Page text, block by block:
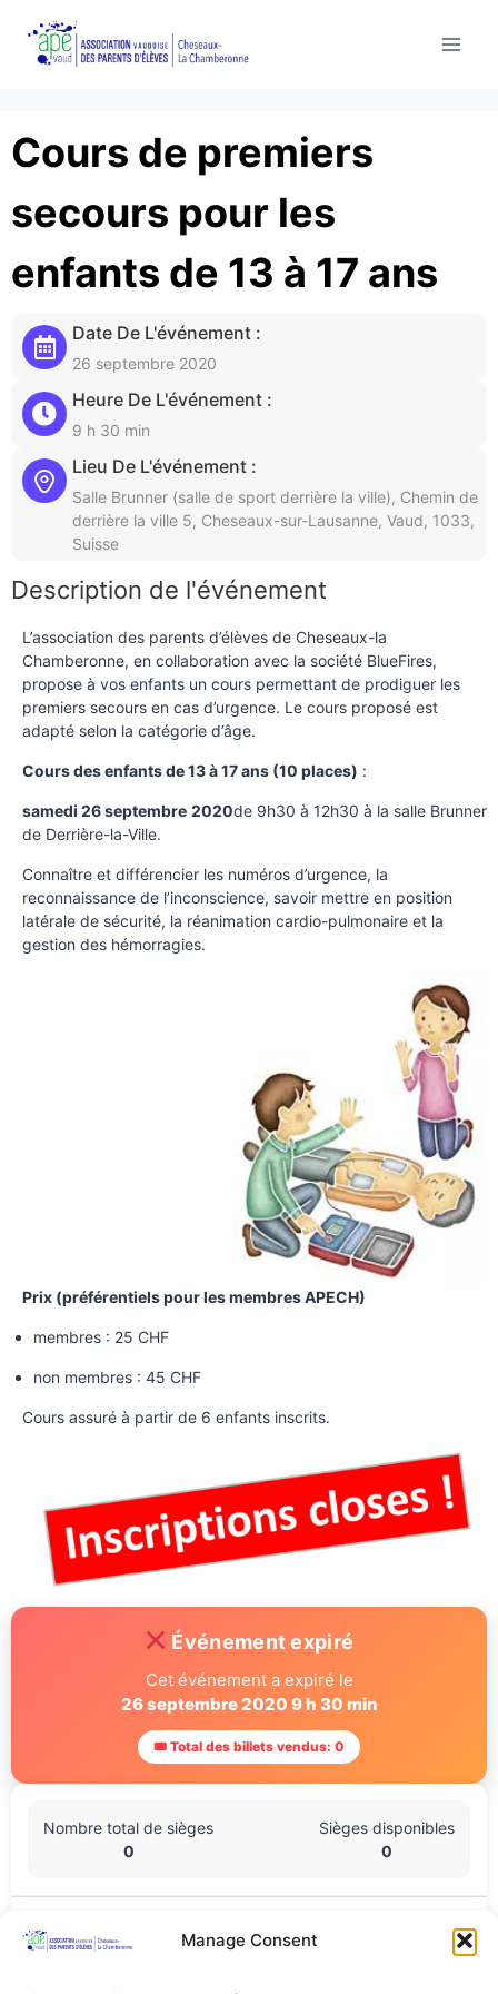
Manage Consent
Cours de premiers
secours pour les
enfants de 13 à 17 ans
Date De L'événement :
26 septembre 2020
Heure De L'événement :
9 h 30 min
Lieu De L'événement :
Salle Brunner (salle de sport derrière la ville), Chemin de
derrière la ville 5, Cheseaux-sur-Lausanne, Vaud, 1033,
Suisse
Description de l'événement
L’association des parents d’élèves de Cheseaux-la
Chamberonne, en collaboration avec la société BlueFires,
propose à vos enfants un cours permettant de prodiguer les
premiers secours en cas d’urgence. Le cours proposé est
adapté selon la catégorie d’âge.
Cours des enfants de 13 à 17 ans (10 places) :
samedi 26 septembre 2020de 9h30 à 12h30 à la salle Brunner
de Derrière-la-Ville.
Connaître et différencier les numéros d’urgence, la
reconnaissance de l’inconscience, savoir mettre en position
latérale de sécurité, la réanimation cardio-pulmonaire et la
gestion des hémorragies.
Prix (préférentiels pour les membres APECH)
membres : 25 CHF
non membres : 45 CHF
Cours assuré à partir de 6 enfants inscrits.
Événement expiré
Cet événement a expiré le
26 septembre 2020 9 h 30 min
🎟 Total des billets vendus: 0
Nombre total de sièges
0
Sièges disponibles
0